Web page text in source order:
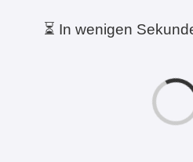
⏳ In wenigen